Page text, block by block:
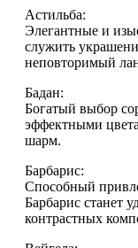
Астильба:
Элегантные и
служить
неповторимый
Бадан:
Богатый выбор
эффектными
шарм.
Барбарис:
Способный
Барбарис станет
контрастных